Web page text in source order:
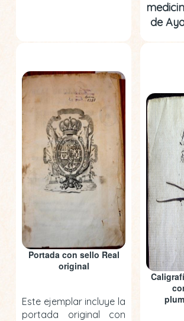
de
Portada con sello Real
original
Este ejemplar incluye la
portada original con